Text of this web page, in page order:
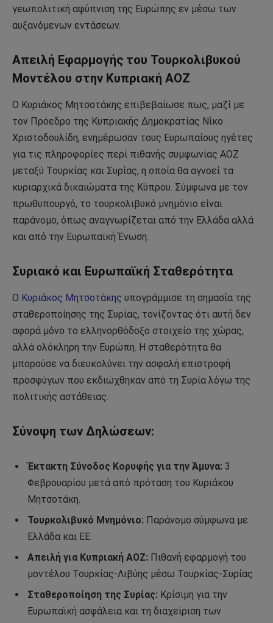
γεωπολιτική αφύπνιση της Ευρώπης εν μέσω των
αυξανόμενων εντάσεων.
Απειλή Εφαρμογής του Τουρκολιβυκού
Μοντέλου στην Κυπριακή ΑΟΖ
Ο Κυριάκος Μητσοτάκης επιβεβαίωσε πως, μαζί με
τον Πρόεδρο της Κυπριακής Δημοκρατίας Νίκο
Χριστοδουλίδη, ενημέρωσαν τους Ευρωπαίους ηγέτες
για τις πληροφορίες περί πιθανής συμφωνίας ΑΟΖ
μεταξύ Τουρκίας και Συρίας, η οποία θα αγνοεί τα
κυριαρχικά δικαιώματα της Κύπρου. Σύμφωνα με τον
πρωθυπουργό, το τουρκολιβυκό μνημόνιο είναι
παράνομο, όπως αναγνωρίζεται από την Ελλάδα αλλά
και από την Ευρωπαϊκή Ένωση.
Συριακό και Ευρωπαϊκή Σταθερότητα
Ο Κυριάκος Μητσοτάκης υπογράμμισε τη σημασία της
σταθεροποίησης της Συρίας, τονίζοντας ότι αυτή δεν
αφορά μόνο το ελληνορθόδοξο στοιχείο της χώρας,
αλλά ολόκληρη την Ευρώπη. Η σταθερότητα θα
μπορούσε να διευκολύνει την ασφαλή επιστροφή
προσφύγων που εκδιώχθηκαν από τη Συρία λόγω της
πολιτικής αστάθειας.
Σύνοψη των Δηλώσεων:
Έκτακτη Σύνοδος Κορυφής για την Άμυνα: 3
Φεβρουαρίου μετά από πρόταση του Κυριάκου
Μητσοτάκη.
Τουρκολιβυκό Μνημόνιο: Παράνομο σύμφωνα με
Ελλάδα και ΕΕ.
Απειλή για Κυπριακή ΑΟΖ: Πιθανή εφαρμογή του
μοντέλου Τουρκίας-Λιβύης μέσω Τουρκίας-Συρίας.
Σταθεροποίηση της Συρίας: Κρίσιμη για την
Ευρωπαϊκή ασφάλεια και τη διαχείριση των